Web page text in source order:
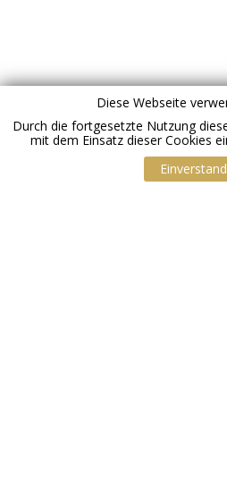
Diese Webseite
Durch die fortgesetzte Nutzung
mit dem Einsatz dieser Cookies